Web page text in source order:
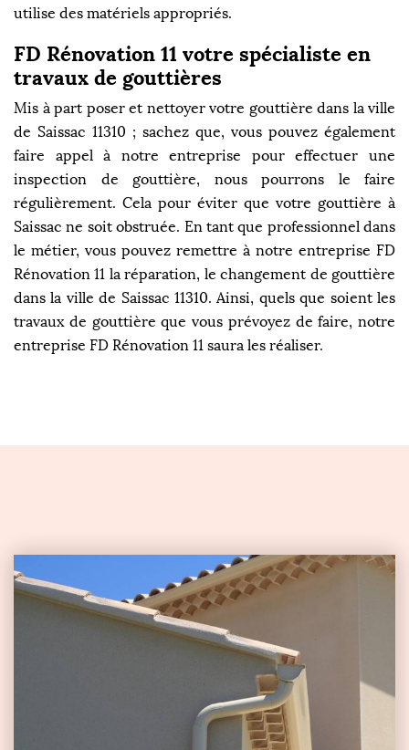
utilise des matériels appropriés.
FD Rénovation 11 votre spécialiste en
travaux de gouttières
Mis à part poser et nettoyer votre gouttière dans la ville
de Saissac 11310 ; sachez que, vous pouvez également
faire appel à notre entreprise pour effectuer une
inspection de gouttière, nous pourrons le faire
régulièrement. Cela pour éviter que votre gouttière à
Saissac ne soit obstruée. En tant que professionnel dans
le métier, vous pouvez remettre à notre entreprise FD
Rénovation 11 la réparation, le changement de gouttière
dans la ville de Saissac 11310. Ainsi, quels que soient les
travaux de gouttière que vous prévoyez de faire, notre
entreprise FD Rénovation 11 saura les réaliser.